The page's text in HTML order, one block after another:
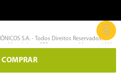
COMPRAR
S.A. - Todos Direitos Reservados.